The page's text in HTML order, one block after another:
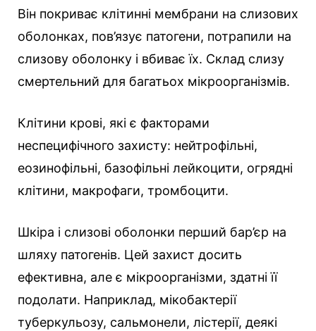
Він покриває клітинні мембрани на слизових
оболонках, пов’язує патогени, потрапили на
слизову оболонку і вбиває їх. Склад слизу
смертельний для багатьох мікроорганізмів.
Клітини крові, які є факторами
неспецифічного захисту: нейтрофільні,
еозинофільні, базофільні лейкоцити, огрядні
клітини, макрофаги, тромбоцити.
Шкіра і слизові оболонки перший бар’єр на
шляху патогенів. Цей захист досить
ефективна, але є мікроорганізми, здатні її
подолати. Наприклад, мікобактерії
туберкульозу, сальмонели, лістерії, деякі